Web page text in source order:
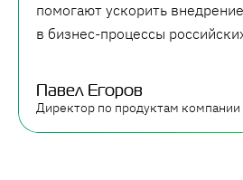
помогают ускорить
в бизнес-процессы
Павел Егоров
Директор по продуктам компании